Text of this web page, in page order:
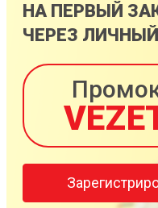
НА ПЕРВЫЙ
ЧЕРЕЗ